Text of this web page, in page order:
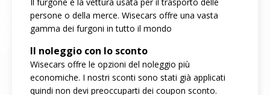
persone o della merce. Wisecars offre una vasta
gamma dei furgoni in tutto il mondo
Il noleggio con lo sconto
Wisecars offre le opzioni del noleggio più
economiche. I nostri sconti sono stati già applicati
quindi non devi preoccuparti dei coupon sconto.